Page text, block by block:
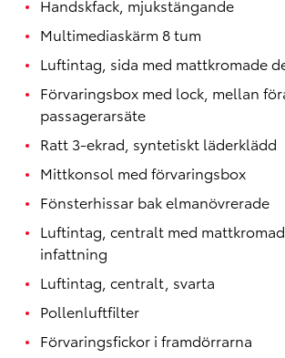
Handskfack, mjukstängande
Multimediaskärm 8 tum
Luftintag, sida med mattkromade
Förvaringsbox med lock, mellan
passagerarsäte
Ratt 3-ekrad, syntetiskt läderklädd
Mittkonsol med förvaringsbox
Fönsterhissar bak elmanövrerade
Luftintag, centralt med mattkromad
infattning
Luftintag, centralt, svarta
Pollenluftfilter
Förvaringsfickor i framdörrarna